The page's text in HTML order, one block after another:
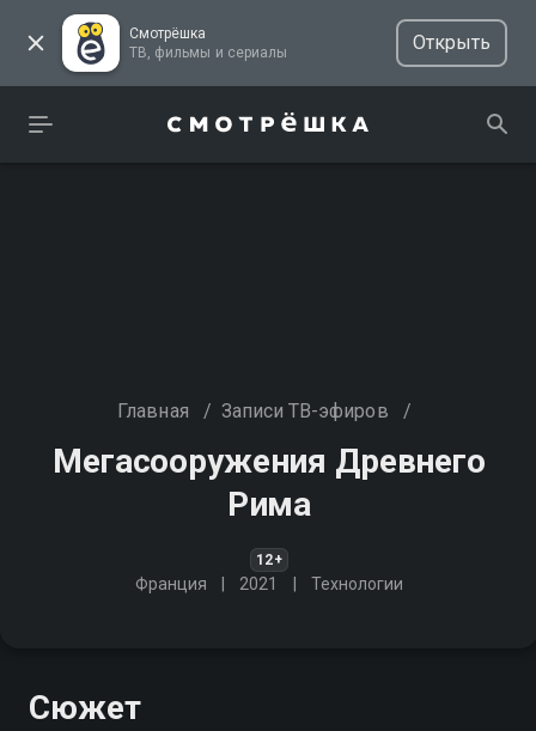
Смотрёшка
ТВ, фильмы и сериалы
Открыть
Главная / Записи ТВ-эфиров /
Мегасооружения Древнего
Рима
12+
Франция 2021 Технологии
Сюжет